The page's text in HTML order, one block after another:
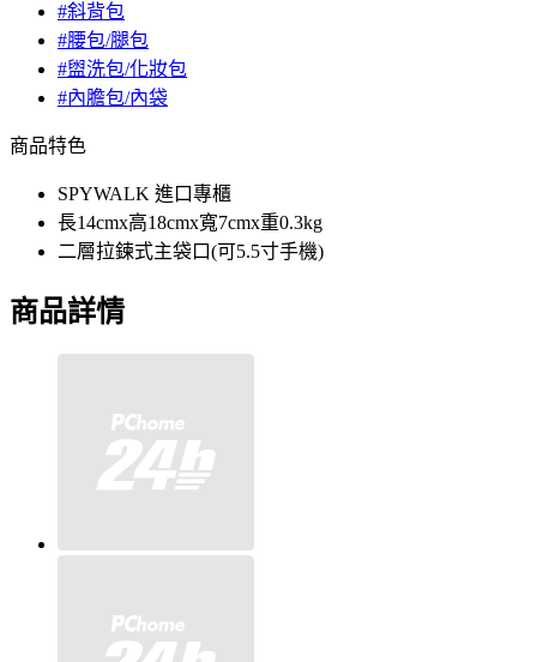
#斜背包
#腰包/腿包
#盥洗包/化妝包
#內膽包/內袋
商品特色
SPYWALK 進口專櫃
長14cmx高18cmx寬7cmx重0.3kg
二層拉鍊式主袋口(可5.5寸手機)
商品詳情